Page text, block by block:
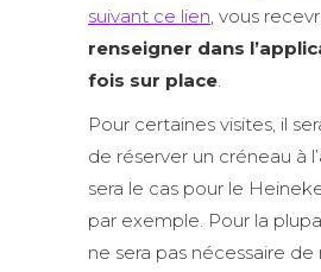
suivant ce lien, vous
renseigner dans
fois sur place.
Pour certaines visites, il
de réserver un créneau à
sera le cas pour le
par exemple. Pour la
ne sera pas nécessaire